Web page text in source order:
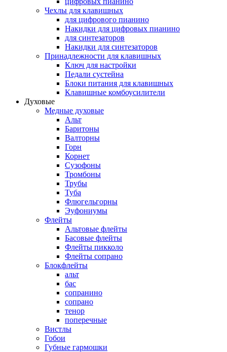
Чехлы для клавишных
для цифрового пианино
Накидки для цифровых пианино
для синтезаторов
Накидки для синтезаторов
Принадлежности для клавишных
Ключ для настройки
Педали сустейна
Блоки питания для клавишных
Клавишные комбоусилители
Духовые
Медные духовые
Альт
Баритоны
Валторны
Горн
Корнет
Сузофоны
Тромбоны
Трубы
Туба
Флюгельгорны
Эуфониумы
Флейты
Альтовые флейты
Басовые флейты
Флейты пикколо
Флейты сопрано
Блокфлейты
альт
бас
сопранино
сопрано
тенор
поперечные
Вистлы
Гобои
Губные гармошки